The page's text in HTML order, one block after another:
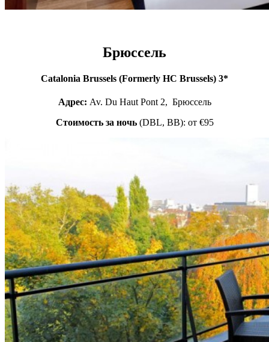
Брюссель
Catalonia Brussels (Formerly HC Brussels) 3*
Адрес: Av. Du Haut Pont 2, Брюссель
Стоимость за ночь(DBL, BB): от €95